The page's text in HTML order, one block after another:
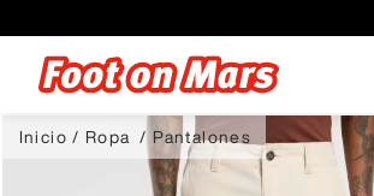
Ropa Pantalones